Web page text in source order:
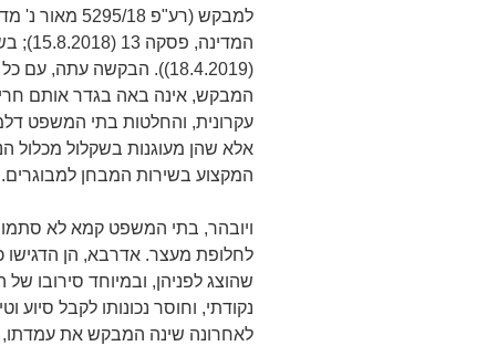
למבקש (רע"פ
(18.4.2019)). הבקשה עתה,
המבקש, אינה באה בגדר אותם
עקרונית, והחלטות בתי המשפט
אלא שהן מעוגנות בשקלול מכלול
המקצוע בשירות המבחן למבוגרים.
ויובהר, בתי המשפט קמא לא
לחלופת מעצר. אדרבא, הן הדגישו
שהוצג לפניהן, ובמיוחד סירובו
נקודתי, וחוסר נכונותו לקבל
לאחרונה שינה המבקש את עמדתו,